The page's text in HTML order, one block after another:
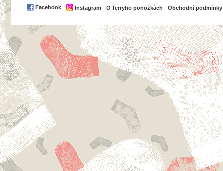
Facebook Instagram O Terryho ponožkách Obchodní podmínky
PayPal